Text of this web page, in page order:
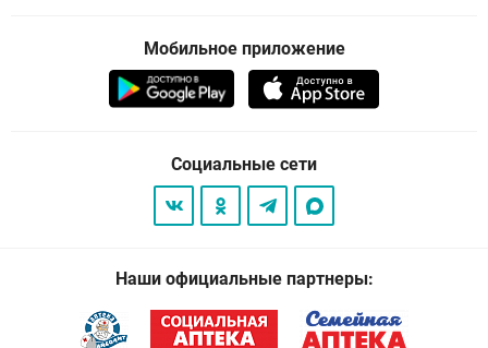
Мобильное приложение
Социальные сети
Наши официальные партнеры: